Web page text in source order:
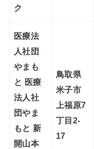
ク
医療法
人社団
やまも
と 医療
法人社
団やま
もと 新
開山本
鳥取県
米子市
上福原7
丁目2-
17